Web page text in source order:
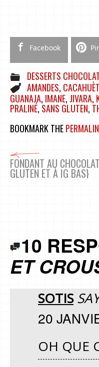
Facebook
DESSERTS
AMANDES,
GUANAJA, IMANE, JIVARA,
PRALINÉ, SANS GLUTEN,
BOOKMARK THE
FONDANT AU
GLUTEN ET À IG BAS}
10
ET
SOTIS
20
OH QUE